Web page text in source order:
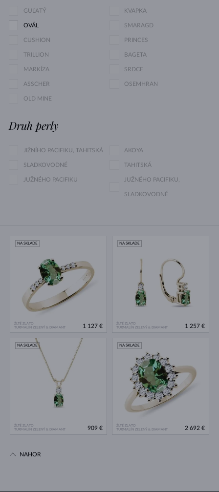
GUĽATÝ KVAPKA
OVÁL SMARAGD
CUSHION PRINCES
TRILLION BAGETA
MARKÍZA SRDCE
ASSCHER OSEMHRAN
OLD MINE
Druh perly
JIŽNÍHO PACIFIKU, TAHITSKÁ AKOYA
SLADKOVODNÉ TAHITSKÁ
JUŽNÉHO PACIFIKU JUŽNÉHO PACIFIKU,
SLADKOVODNÉ
ŽLTÉ ZLATO
TURMALÍN ZELENÝ & DIAMANT
NA SKLADE
1 127 €
ŽLTÉ ZLATO
TURMALÍN ZELENÝ & DIAMANT
NA SKLADE
1 257 €
ŽLTÉ ZLATO
TURMALÍN ZELENÝ & DIAMANT
NA SKLADE
909 €
ŽLTÉ ZLATO
TURMALÍN ZELENÝ & DIAMANT
NA SKLADE
2 692 €
NAHOR